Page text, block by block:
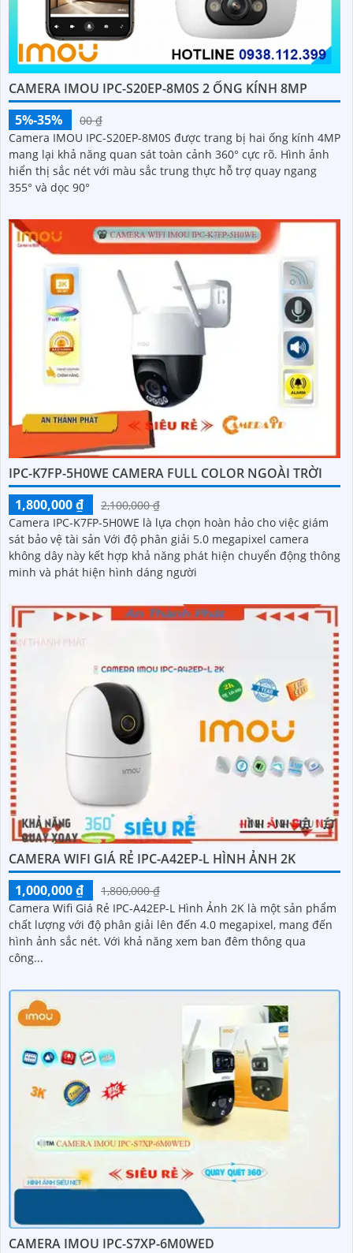
CAMERA IMOU IPC-S20EP-8M0S 2 ỐNG KÍNH 8MP
5%-35%
00 ₫
Camera IMOU IPC-S20EP-8M0S được trang bị hai ống kính 4MP
mang lại khả năng quan sát toàn cảnh 360° cực rõ. Hình ảnh
hiển thị sắc nét với màu sắc trung thực hỗ trợ quay ngang
355° và dọc 90°
IPC-K7FP-5H0WE CAMERA FULL COLOR NGOÀI TRỜI
1,800,000 ₫
2,100,000 ₫
Camera IPC-K7FP-5H0WE là lựa chọn hoàn hảo cho việc giám
sát bảo vệ tài sản Với độ phân giải 5.0 megapixel camera
không dây này kết hợp khả năng phát hiện chuyển động thông
minh và phát hiện hình dáng người
CAMERA WIFI GIÁ RẺ IPC-A42EP-L HÌNH ẢNH 2K
1,000,000 ₫
1,800,000 ₫
Camera Wifi Giá Rẻ IPC-A42EP-L Hình Ảnh 2K là một sản phẩm
chất lượng với độ phân giải lên đến 4.0 megapixel, mang đến
hình ảnh sắc nét. Với khả năng xem ban đêm thông qua
công...
CAMERA IMOU IPC-S7XP-6M0WED